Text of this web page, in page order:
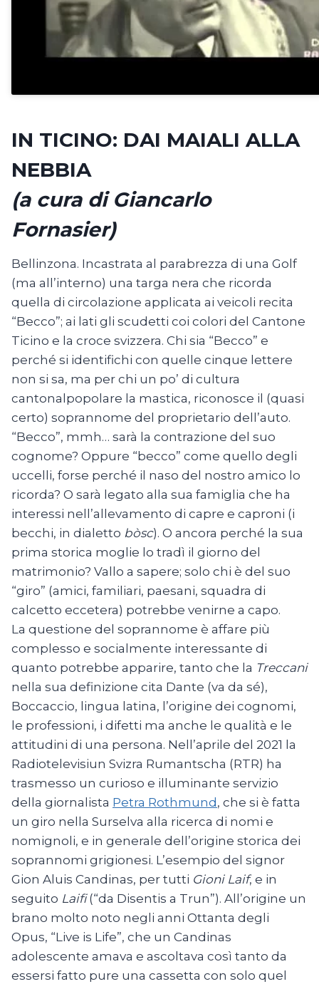
IN TICINO: DAI MAIALI ALLA
NEBBIA
(a cura di Giancarlo
Fornasier)
Bellinzona. Incastrata al parabrezza di una Golf
(ma all’interno) una targa nera che ricorda
quella di circolazione applicata ai veicoli recita
“Becco”; ai lati gli scudetti coi colori del Cantone
Ticino e la croce svizzera. Chi sia “Becco” e
perché si identifichi con quelle cinque lettere
non si sa, ma per chi un po’ di cultura
cantonalpopolare la mastica, riconosce il (quasi
certo) soprannome del proprietario dell’auto.
“Becco”, mmh… sarà la contrazione del suo
cognome? Oppure “becco” come quello degli
uccelli, forse perché il naso del nostro amico lo
ricorda? O sarà legato alla sua famiglia che ha
interessi nell’allevamento di capre e caproni (i
becchi, in dialetto bòsc). O ancora perché la sua
prima storica moglie lo tradì il giorno del
matrimonio? Vallo a sapere; solo chi è del suo
“giro” (amici, familiari, paesani, squadra di
calcetto eccetera) potrebbe venirne a capo.
La questione del soprannome è affare più
complesso e socialmente interessante di
quanto potrebbe apparire, tanto che la Treccani
nella sua definizione cita Dante (va da sé),
Boccaccio, lingua latina, l’origine dei cognomi,
le professioni, i difetti ma anche le qualità e le
attitudini di una persona. Nell’aprile del 2021 la
Radiotelevisiun Svizra Rumantscha (RTR) ha
trasmesso un curioso e illuminante servizio
della giornalista Petra Rothmund, che si è fatta
un giro nella Surselva alla ricerca di nomi e
nomignoli, e in generale dell’origine storica dei
soprannomi grigionesi. L’esempio del signor
Gion Aluis Candinas, per tutti Gioni Laif, e in
seguito Laifi(“da Disentis a Trun”). All’origine un
brano molto noto negli anni Ottanta degli
Opus, “Live is Life”, che un Candinas
adolescente amava e ascoltava così tanto da
essersi fatto pure una cassetta con solo quel